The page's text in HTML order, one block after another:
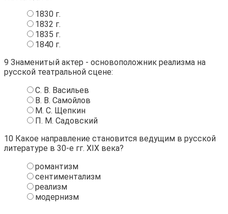
1830 г.
1832 г.
1835 г.
1840 г.
9 Знаменитый актер - основоположник реализма на
русской театральной сцене:
С. В. Васильев
В. В. Самойлов
М. С. Щепкин
П. М. Садовский
10 Какое направление становится ведущим в русской
литературе в 30-е гг. XIX века?
романтизм
сентиментализм
реализм
модернизм